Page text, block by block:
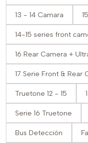
13 - 14 Camara
14-15 series front
16 Rear Camera +
17 Serie Front & Rear
Truetone 12 - 15
Serie 16 Truetone
Bus Detección